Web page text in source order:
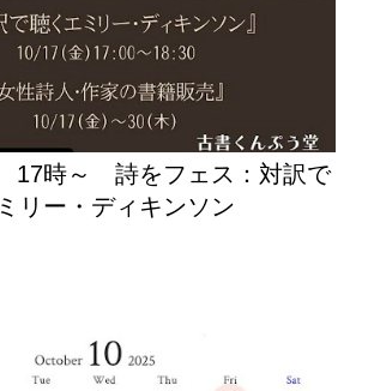
17時～ 詩をフェス：対訳で
リー・ディキンソン